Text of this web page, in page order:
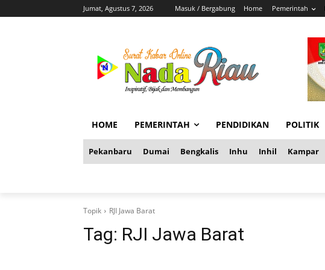
Jumat, Agustus 7, 2026 Masuk / Bergabung Home Pemerintah
HOME PEMERINTAH PENDIDIKAN POLITIK
Pekanbaru Dumai Bengkalis Inhu Inhil Kampar
Topik RJI Jawa Barat
Tag: RJI Jawa Barat